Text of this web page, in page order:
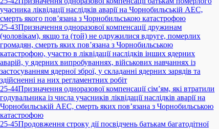
учасника ліквідації наслідків аварії на Чорнобильській АЕС,
смерть якого пов’язана з Чорнобильською катастрофою
25-43Призначення одноразової компенсації дружинам
(чоловікам), якщо та (той) не одружилися вдруге, померлих
громадян, смерть яких пов’язана з Чорнобильською
катастрофою, участю в ліквідації наслідків інших ядерних
аварій, у ядерних випробуваннях, військових навчаннях із
застосуванням ядерної зброї, у складанні ядерних зарядів та
здійсненні на них регламентних робіт
25-44Призначення одноразової компенсації сім’ям, які втратили
годувальника із числа учасників ліквідації наслідків аварії на
Чорнобильській АЕС, смерть яких пов’язана з Чорнобильською
катастрофою
25-45Продовження строку дії посвідчень батькам багатодітної